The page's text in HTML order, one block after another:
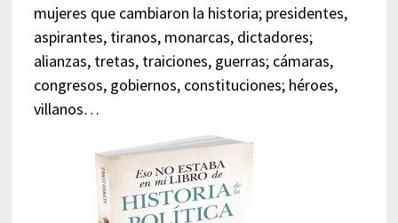
mujeres que cambiaron la historia; presidentes,
aspirantes, tiranos, monarcas, dictadores;
alianzas, tretas, traiciones, guerras; cámaras,
congresos, gobiernos, constituciones; héroes,
villanos…